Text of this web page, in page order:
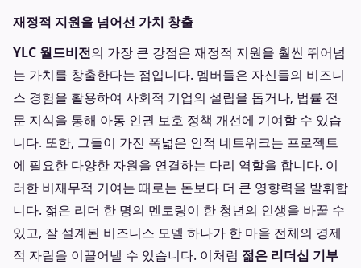
재정적 지원을 넘어선 가치 창출
YLC 월드비전의 가장 큰 강점은 재정적 지원을 훨씬 뛰어넘
는 가치를 창출한다는 점입니다. 멤버들은 자신들의 비즈니
스 경험을 활용하여 사회적 기업의 설립을 돕거나, 법률 전
문 지식을 통해 아동 인권 보호 정책 개선에 기여할 수 있습
니다. 또한, 그들이 가진 폭넓은 인적 네트워크는 프로젝트
에 필요한 다양한 자원을 연결하는 다리 역할을 합니다. 이
러한 비재무적 기여는 때로는 돈보다 더 큰 영향력을 발휘합
니다. 젊은 리더 한 명의 멘토링이 한 청년의 인생을 바꿀 수
있고, 잘 설계된 비즈니스 모델 하나가 한 마을 전체의 경제
적 자립을 이끌어낼 수 있습니다. 이처럼 젊은 리더십 기부